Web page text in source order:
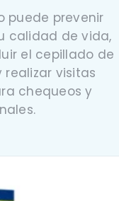
puede prevenir
calidad de vida,
el cepillado de
visitas
chequeos y